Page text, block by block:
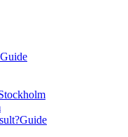
Guide
Guide